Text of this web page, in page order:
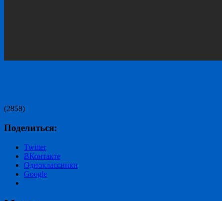
(2858)
Поделиться:
Twitter
ВКонтакте
Одноклассники
Google